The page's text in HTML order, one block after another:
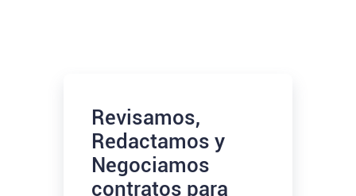
Revisamos,
Redactamos y
Negociamos
contratos para